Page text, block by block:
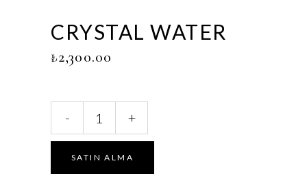
CRYSTAL WATER
₺2,300.00
miktar
- +
SATIN ALMA